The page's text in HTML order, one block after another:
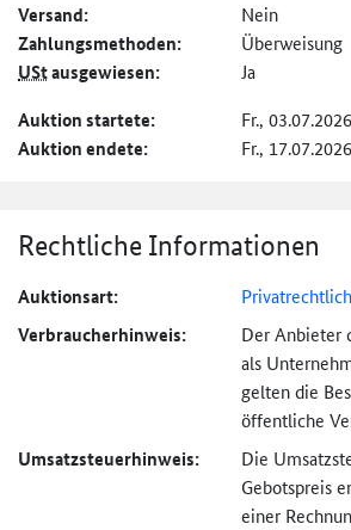
Versand: Nein
Zahlungs­methoden: Überweisung
UStausgewiesen: Ja
Auktion startete: Fr.,
Auktion endete: Fr.,
Rechtliche Informationen
Auktionsart:
Verbraucher­hinweis:
Der Anbieter
als
gelten die
öffentliche
Umsatzsteuer­hinweis:
Die
Gebotspreis
einer